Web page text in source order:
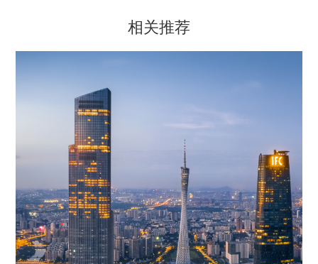
相关推荐